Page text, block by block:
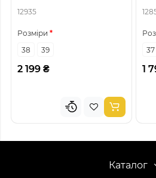
12935
Розміри
38
39
2 199 ₴
37
1
Каталог